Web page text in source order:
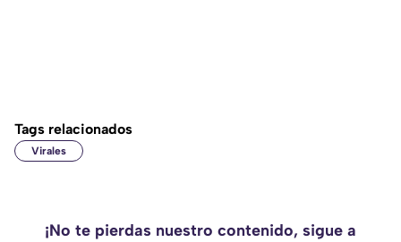
Tags relacionados
Virales
¡No te pierdas nuestro contenido, sigue a